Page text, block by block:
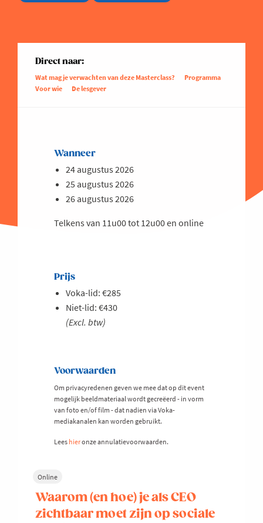
Direct naar:
Wat mag je verwachten van deze Masterclass?
Programma
Voor wie
De lesgever
Online
Waarom (en hoe) je als CEO
zichtbaar moet zijn op sociale
Wanneer
24 augustus 2026
25 augustus 2026
26 augustus 2026
Telkens van 11u00 tot 12u00 en online
Prijs
Voka-lid: €285
Niet-lid: €430
(Excl. btw)
Voorwaarden
Om privacyredenen geven we mee dat op dit event
mogelijk beeldmateriaal wordt gecreëerd - in vorm
van foto en/of film - dat nadien via Voka-
mediakanalen kan worden gebruikt.
Lees hieronze annulatievoorwaarden.